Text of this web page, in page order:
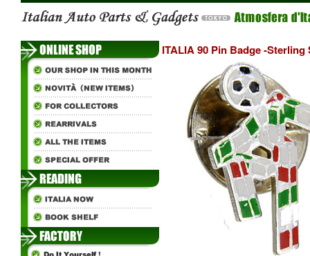
ITALIA 90 Pin Badge -Sterling